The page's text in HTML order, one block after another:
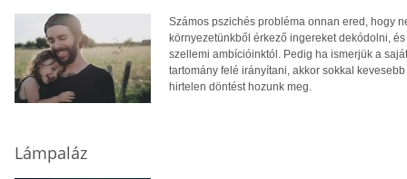
Számos pszichés probléma onnan ered, hogy
környezetünkből érkező ingereket dekódolni,
szellemi ambícióinktól. Pedig ha ismerjük a
tartomány felé irányítani, akkor sokkal
hirtelen döntést hozunk meg.
Lámpaláz